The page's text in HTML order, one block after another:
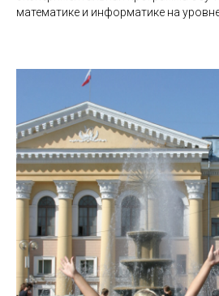
математике и информатике на